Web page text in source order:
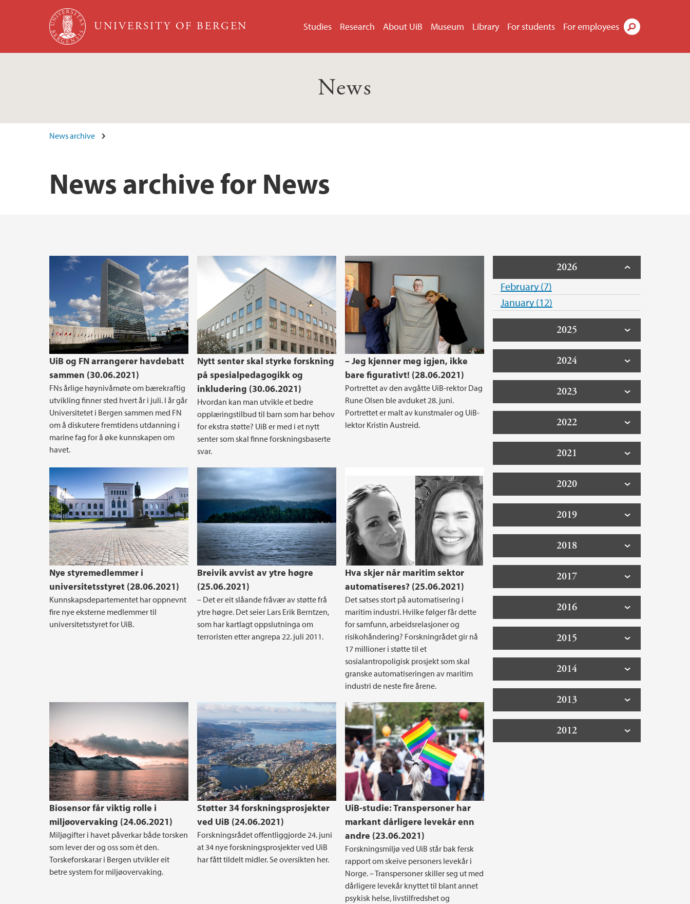
Skip to main content
UNIVERSITY OF BERGEN Studies Research About UiB Museum Library For students For employees
News
News archive
News archive for News
UiB og FN arrangerer havdebatt
sammen (30.06.2021)
FNs årlige høynivåmøte om bærekraftig
utvikling finner sted hvert år i juli. I år går
Universitetet i Bergen sammen med FN
om å diskutere fremtidens utdanning i
marine fag for å øke kunnskapen om
havet.
Nytt senter skal styrke forskning
på spesialpedagogikk og
inkludering (30.06.2021)
Hvordan kan man utvikle et bedre
opplæringstilbud til barn som har behov
for ekstra støtte? UiB er med i et nytt
senter som skal finne forskningsbaserte
svar.
– Jeg kjenner meg igjen, ikke
bare figurativt! (28.06.2021)
Portrettet av den avgåtte UiB-rektor Dag
Rune Olsen ble avduket 28. juni.
Portrettet er malt av kunstmaler og UiB-
lektor Kristin Austreid.
Nye styremedlemmer i
universitetsstyret (28.06.2021)
Kunnskapsdepartementet har oppnevnt
fire nye eksterne medlemmer til
universitetsstyret for UiB.
Breivik avvist av ytre høgre
(25.06.2021)
– Det er eit slåande fråvær av støtte frå
ytre høgre. Det seier Lars Erik Berntzen,
som har kartlagt oppslutninga om
terroristen etter angrepa 22. juli 2011.
Hva skjer når maritim sektor
automatiseres? (25.06.2021)
Det satses stort på automatisering i
maritim industri. Hvilke følger får dette
for samfunn, arbeidsrelasjoner og
risikohåndering? Forskningrådet gir nå
17 millioner i støtte til et
sosialantropoligisk prosjekt som skal
granske automatiseringen av maritim
industri de neste fire årene.
Biosensor får viktig rolle i
miljøovervaking (24.06.2021)
Miljøgifter i havet påverkar både torsken
som lever der og oss som èt den.
Torskeforskarar i Bergen utvikler eit
betre system for miljøovervaking.
Støtter 34 forskningsprosjekter
ved UiB (24.06.2021)
Forskningsrådet offentliggjorde 24. juni
at 34 nye forskningsprosjekter ved UiB
har fått tildelt midler. Se oversikten her.
UiB-studie: Transpersoner har
markant dårligere levekår enn
andre (23.06.2021)
Forskningsmiljø ved UiB står bak fersk
rapport om skeive personers levekår i
Norge. – Transpersoner skiller seg ut med
dårligere levekår knyttet til blant annet
psykisk helse, livstilfredshet og
2026
February (7)
January (12)
2025
2024
2023
2022
2021
2020
2019
2018
2017
2016
2015
2014
2013
2012